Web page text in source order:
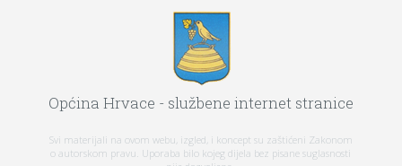
Općina Hrvace - službene internet stranice
Svi materijali na ovom webu, izgled, i koncept su zaštićeni Zakonom
o autorskom pravu. Uporaba bilo kojeg dijela bez pisane suglasnosti